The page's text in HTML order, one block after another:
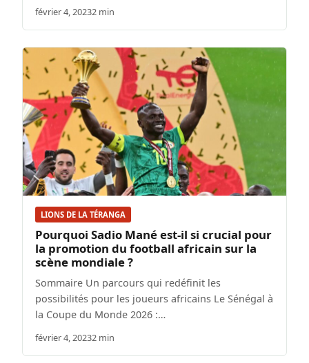
février 4, 20232 min
LIONS DE LA TÉRANGA
Pourquoi Sadio Mané est-il si crucial pour
la promotion du football africain sur la
scène mondiale ?
Sommaire Un parcours qui redéfinit les
possibilités pour les joueurs africains Le Sénégal à
la Coupe du Monde 2026 :…
février 4, 20232 min